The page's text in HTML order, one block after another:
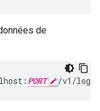
de
PORT /v1/